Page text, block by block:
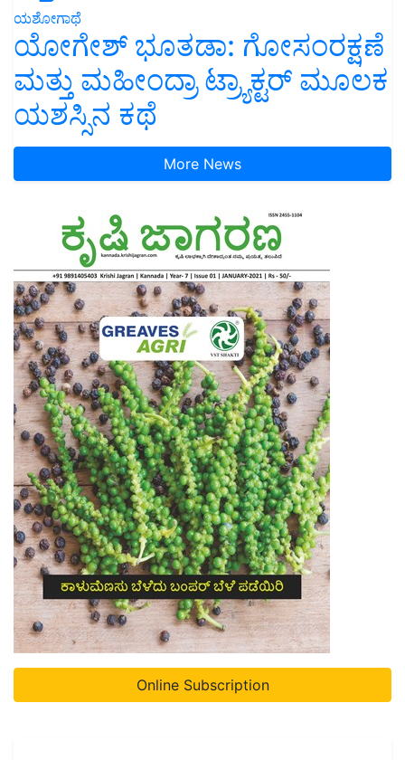
ಯಶೋಗಾಥೆ
ಯೋಗೇಶ್ ಭೂತಡಾ: ಗೋಸಂರಕ್ಷಣೆ
ಮತ್ತು ಮಹೀಂದ್ರಾ ಟ್ರ್ಯಾಕ್ಟರ್ ಮೂಲಕ
ಯಶಸ್ಸಿನ ಕಥೆ
More News
Online Subscription